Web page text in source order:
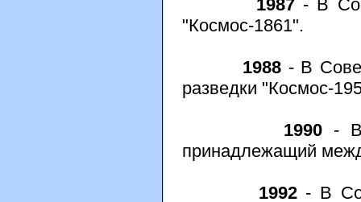
1987- В
"Космос-1861".
1988 - В
разведки "Космос-
1990 - В
принадлежащий
1992- В